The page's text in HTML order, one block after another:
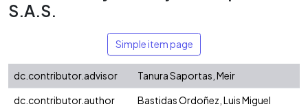
S.A.S.
Simple item page
dc.contributor.advisor
Tanura Saportas, Meir
dc.contributor.author
Bastidas Ordoñez, Luis Miguel